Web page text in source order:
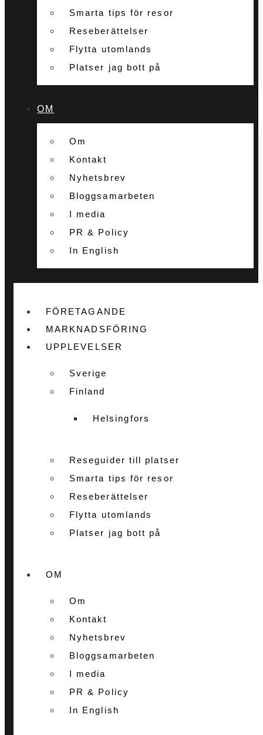
Smarta tips för resor
Reseberättelser
Flytta utomlands
Platser jag bott på
OM
Om
Kontakt
Nyhetsbrev
Bloggsamarbeten
I media
PR & Policy
In English
FÖRETAGANDE
MARKNADSFÖRING
UPPLEVELSER
Sverige
Finland
Helsingfors
Reseguider till platser
Smarta tips för resor
Reseberättelser
Flytta utomlands
Platser jag bott på
OM
Om
Kontakt
Nyhetsbrev
Bloggsamarbeten
I media
PR & Policy
In English